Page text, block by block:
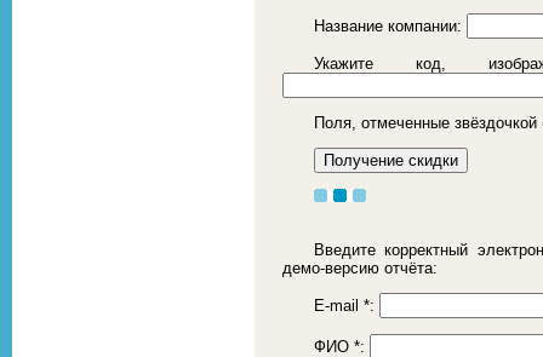
Название компании:
Укажите код,
Поля, отмеченные звёздочкой
Введите корректный
демо-версию отчёта:
E-mail *:
ФИО *: